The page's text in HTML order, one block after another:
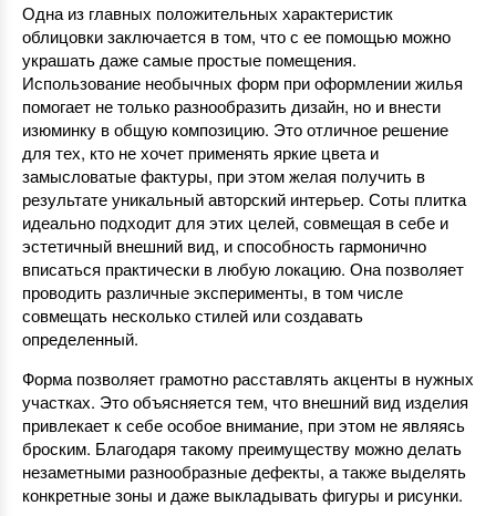
Одна из главных положительных характеристик
облицовки заключается в том, что с ее помощью можно
украшать даже самые простые помещения.
Использование необычных форм при оформлении жилья
помогает не только разнообразить дизайн, но и внести
изюминку в общую композицию. Это отличное решение
для тех, кто не хочет применять яркие цвета и
замысловатые фактуры, при этом желая получить в
результате уникальный авторский интерьер. Соты плитка
идеально подходит для этих целей, совмещая в себе и
эстетичный внешний вид, и способность гармонично
вписаться практически в любую локацию. Она позволяет
проводить различные эксперименты, в том числе
совмещать несколько стилей или создавать
определенный.
Форма позволяет грамотно расставлять акценты в нужных
участках. Это объясняется тем, что внешний вид изделия
привлекает к себе особое внимание, при этом не являясь
броским. Благодаря такому преимуществу можно делать
незаметными разнообразные дефекты, а также выделять
конкретные зоны и даже выкладывать фигуры и рисунки.